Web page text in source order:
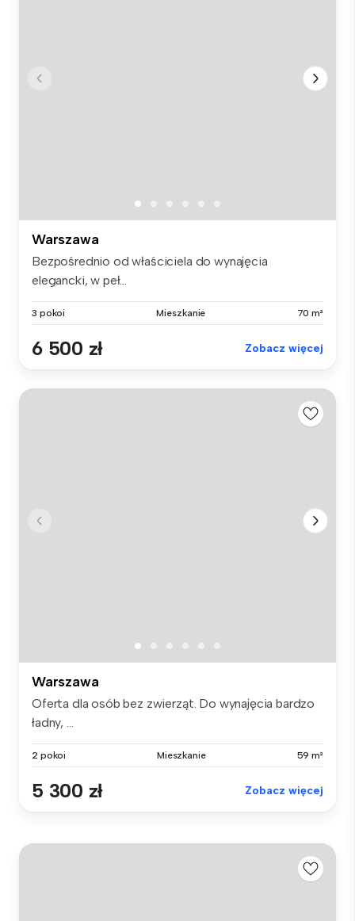
Warszawa
Bezpośrednio od właściciela do wynajęcia
elegancki, w peł...
3 pokoi Mieszkanie 70 m²
6 500 zł Zobacz więcej
Warszawa
Oferta dla osób bez zwierząt. Do wynajęcia bardzo
ładny, ...
2 pokoi Mieszkanie 59 m²
5 300 zł Zobacz więcej